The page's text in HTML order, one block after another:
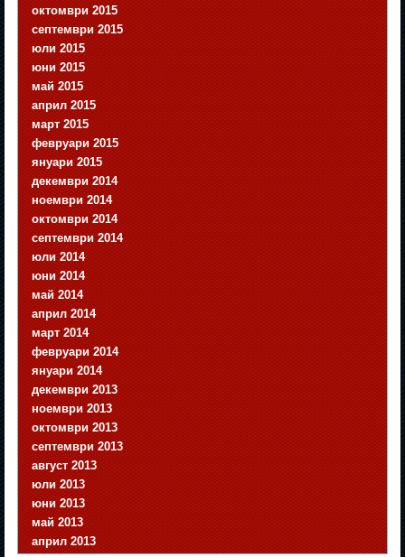
октомври 2015
септември 2015
юли 2015
юни 2015
май 2015
април 2015
март 2015
февруари 2015
януари 2015
декември 2014
ноември 2014
октомври 2014
септември 2014
юли 2014
юни 2014
май 2014
април 2014
март 2014
февруари 2014
януари 2014
декември 2013
ноември 2013
октомври 2013
септември 2013
август 2013
юли 2013
юни 2013
май 2013
април 2013